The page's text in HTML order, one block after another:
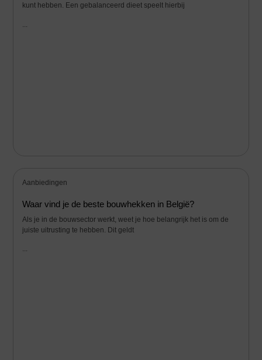
kunt hebben. Een gebalanceerd dieet speelt hierbij
Aanbiedingen
Waar vind je de beste bouwhekken in België?
Als je in de bouwsector werkt, weet je hoe belangrijk het is om de
juiste uitrusting te hebben. Dit geldt
...